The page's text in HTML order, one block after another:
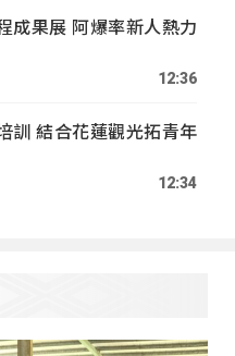
成果展 阿爆率新人熱力
12:36
訓 結合花蓮觀光拓青年
12:34